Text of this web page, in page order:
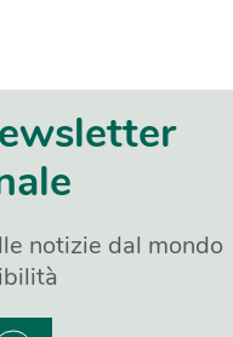
notizie dal mondo